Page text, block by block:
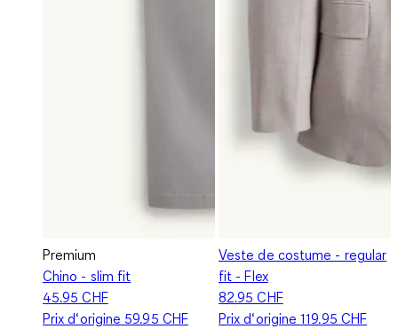
Premium
Chino - slim fit
45.95 CHF
Prix d‘origine 59.95 CHF
Veste de costume - regular
fit - Flex
82.95 CHF
Prix d‘origine119.95 CHF